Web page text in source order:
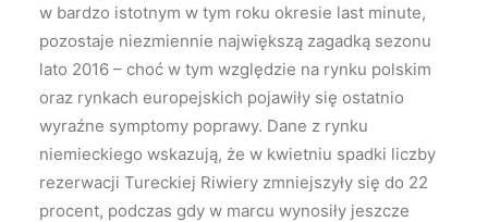
w bardzo istotnym w tym roku okresie last minute,
pozostaje niezmiennie największą zagadką sezonu
lato 2016 – choć w tym względzie na rynku polskim
oraz rynkach europejskich pojawiły się ostatnio
wyraźne symptomy poprawy. Dane z rynku
niemieckiego wskazują, że w kwietniu spadki liczby
rezerwacji Tureckiej Riwiery zmniejszyły się do 22
procent, podczas gdy w marcu wynosiły jeszcze